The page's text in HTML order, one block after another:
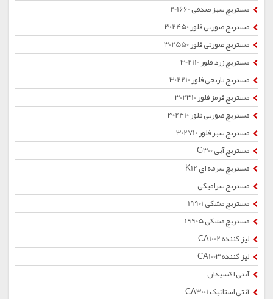
مستربچ سبز صدفی 201660
مستربچ صورتی فلور 302450
مستربچ صورتی فلور 302550
مستربچ زرد فلور 302110
مستربچ نارنجی فلور 302210
مستربچ قرمز فلور 302310
مستربچ صورتی فلور 302410
مستربچ سبز فلور 302710
مستربچ آبی G300
مستربچ سرمه ای K12
مستربچ سرامیکی
مستربچ مشکی 19901
مستربچ مشکی 19905
لیز کننده CA1002
لیز کننده CA1003
آنتی اکسیدان
آنتی استاتیک CA3001